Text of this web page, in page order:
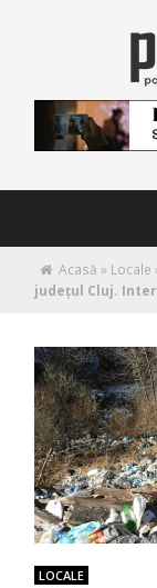
Acasă » Locale
județul Cluj.
LOCALE